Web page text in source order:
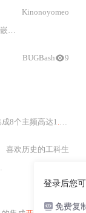
Kinonoyomeo
BUGBash 9
8个主频高达1.25 GHz
喜欢历史的工科生
登录后您
免费复